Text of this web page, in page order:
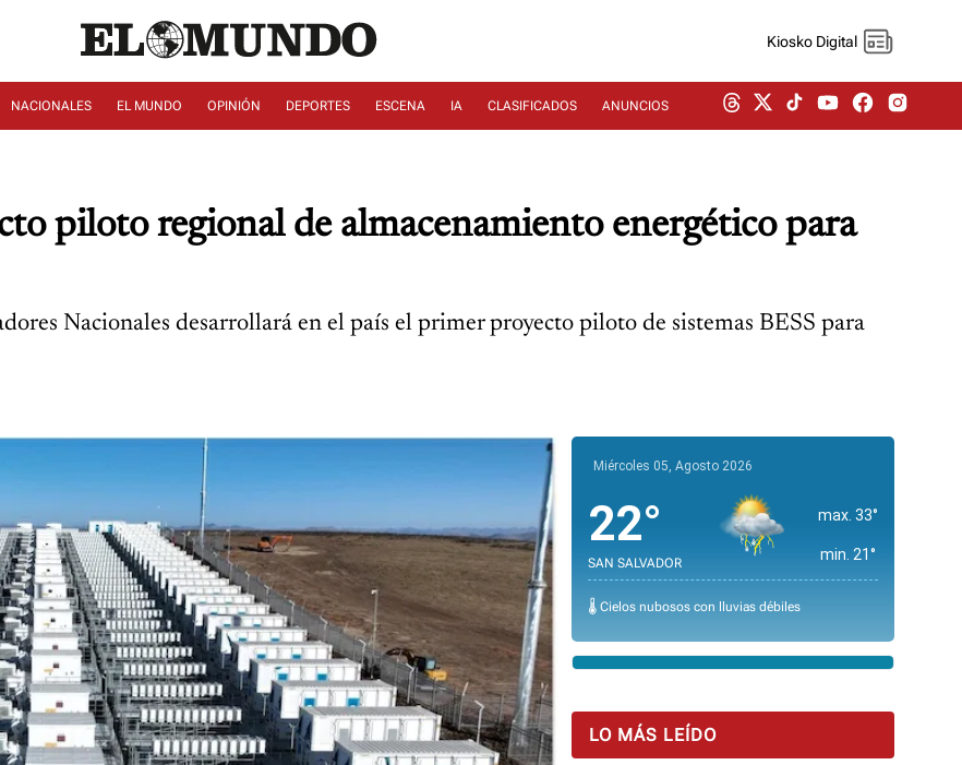
Kiosko Digital
NACIONALES EL MUNDO OPINIÓN DEPORTES ESCENA IA CLASIFICADOS ANUNCIOS
piloto regional de almacenamiento energético para
Nacionales desarrollará en el país el primer proyecto piloto de sistemas BESS para
Miércoles 05, Agosto 2026
22°
SAN SALVADOR
max. 33°
min. 21°
🌡️ Cielos nubosos con lluvias débiles
LO MÁS LEÍDO